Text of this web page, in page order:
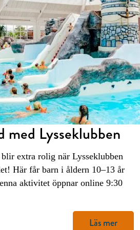
med Lysseklubben
extra rolig när Lysseklubben
Här får barn i åldern 10–13 år
aktivitet öppnar online 9:30
Läs mer